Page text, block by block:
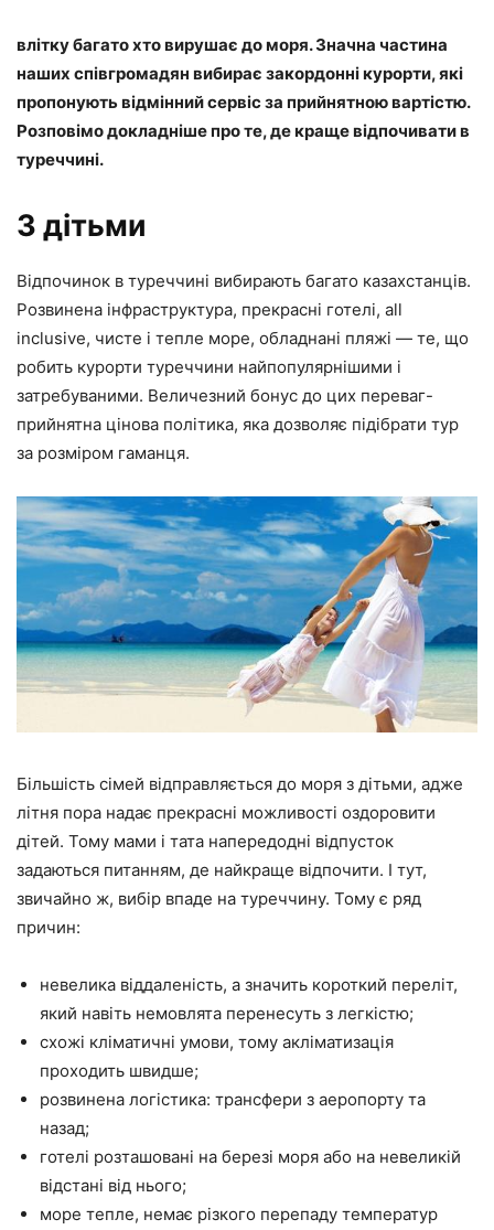
влітку багато хто вирушає до моря. Значна частина
наших співгромадян вибирає закордонні курорти, які
пропонують відмінний сервіс за прийнятною вартістю.
Розповімо докладніше про те, де краще відпочивати в
туреччині.
З дітьми
Відпочинок в туреччині вибирають багато казахстанців.
Розвинена інфраструктура, прекрасні готелі, all
inclusive, чисте і тепле море, обладнані пляжі — те, що
робить курорти туреччини найпопулярнішими і
затребуваними. Величезний бонус до цих переваг-
прийнятна цінова політика, яка дозволяє підібрати тур
за розміром гаманця.
Більшість сімей відправляється до моря з дітьми, адже
літня пора надає прекрасні можливості оздоровити
дітей. Тому мами і тата напередодні відпусток
задаються питанням, де найкраще відпочити. І тут,
звичайно ж, вибір впаде на туреччину. Тому є ряд
причин:
невелика віддаленість, а значить короткий переліт,
який навіть немовлята перенесуть з легкістю;
схожі кліматичні умови, тому акліматизація
проходить швидше;
розвинена логістика: трансфери з аеропорту та
назад;
готелі розташовані на березі моря або на невеликій
відстані від нього;
море тепле, немає різкого перепаду температур